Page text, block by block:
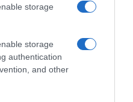
storage
storage
authentication
and other